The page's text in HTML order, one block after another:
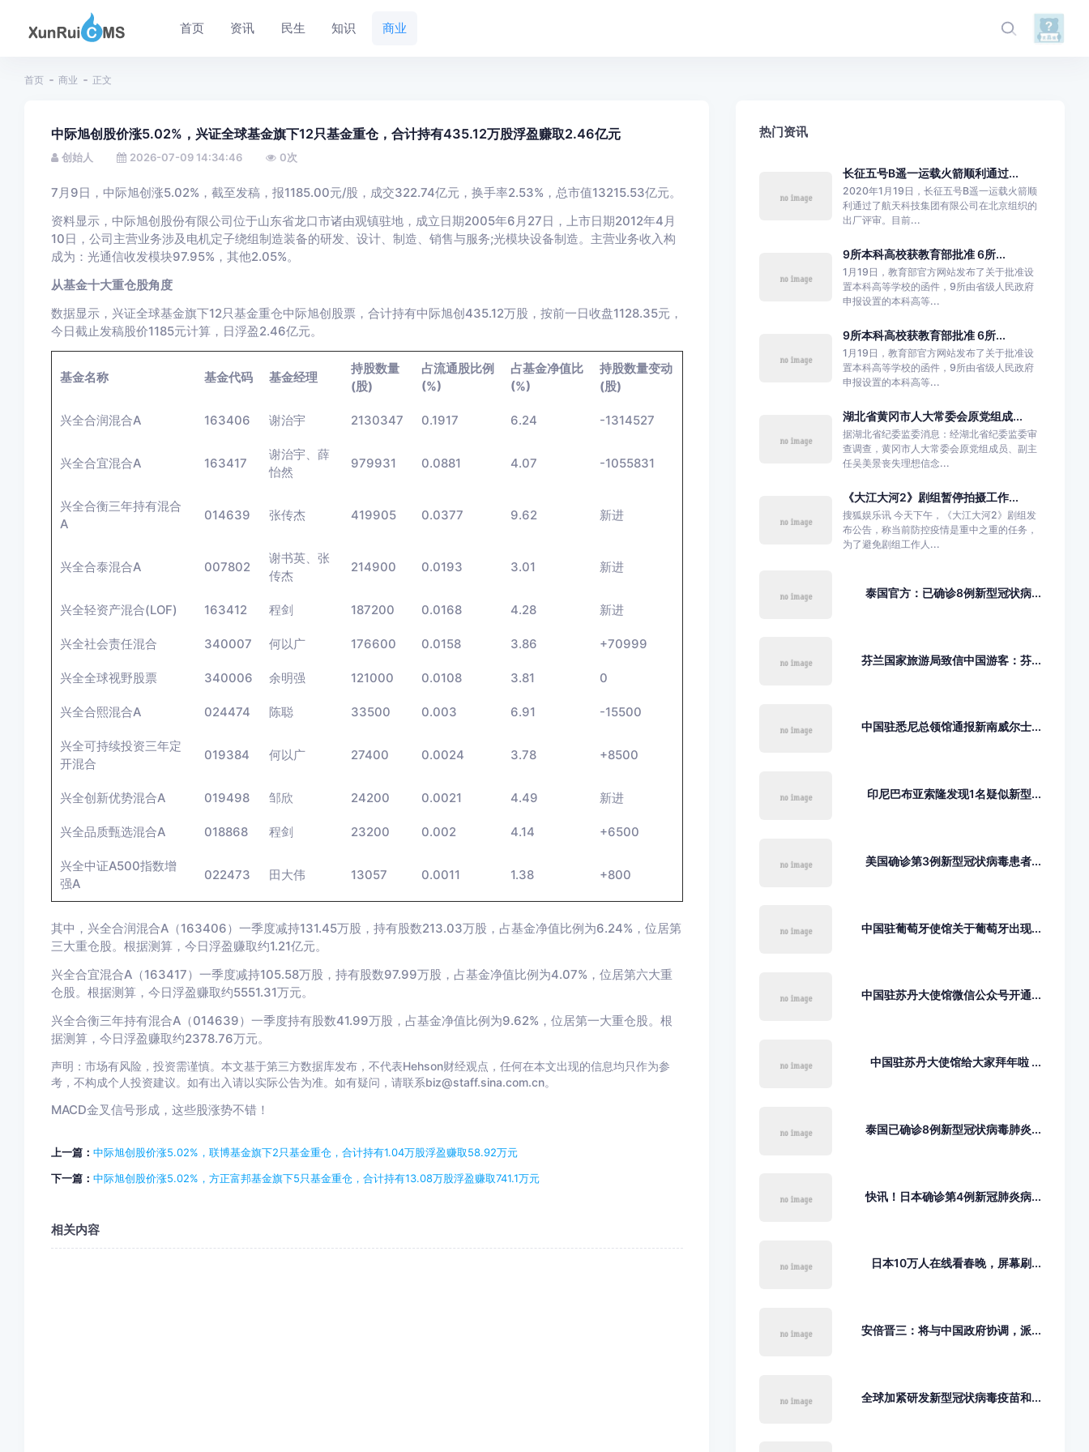
首页 资讯 民生 知识 商业
首页 商业 正文
中际旭创股价涨5.02%，兴证全球基金旗下12只基金重仓，合计持有435.12万股浮盈赚取2.46亿元
创始人 2026-07-09 14:34:46 0次
7月9日，中际旭创涨5.02%，截至发稿，报1185.00元/股，成交322.74亿元，换手率2.53%，总市值13215.53亿元。
资料显示，中际旭创股份有限公司位于山东省龙口市诸由观镇驻地，成立日期2005年6月27日，上市日期2012年4月
10日，公司主营业务涉及电机定子绕组制造装备的研发、设计、制造、销售与服务;光模块设备制造。主营业务收入构
成为：光通信收发模块97.95%，其他2.05%。
从基金十大重仓股角度
数据显示，兴证全球基金旗下12只基金重仓中际旭创股票，合计持有中际旭创435.12万股，按前一日收盘1128.35元，
今日截止发稿股价1185元计算，日浮盈2.46亿元。
基金名称 基金代码 基金经理
持股数量
(股)
占流通股比例
(%)
占基金净值比
(%)
持股数量变动
(股)
兴全合润混合A 163406 谢治宇 2130347 0.1917 6.24 -1314527
兴全合宜混合A 163417
谢治宇、薛
怡然
979931 0.0881 4.07 -1055831
兴全合衡三年持有混合
A
014639 张传杰 419905 0.0377 9.62 新进
兴全合泰混合A 007802
谢书英、张
传杰
214900 0.0193 3.01 新进
兴全轻资产混合(LOF) 163412 程剑 187200 0.0168 4.28 新进
兴全社会责任混合 340007 何以广 176600 0.0158 3.86 +70999
兴全全球视野股票 340006 余明强 121000 0.0108 3.81 0
兴全合熙混合A 024474 陈聪 33500 0.003 6.91 -15500
兴全可持续投资三年定
开混合
019384 何以广 27400 0.0024 3.78 +8500
兴全创新优势混合A 019498 邹欣 24200 0.0021 4.49 新进
兴全品质甄选混合A 018868 程剑 23200 0.002 4.14 +6500
兴全中证A500指数增
强A
022473 田大伟 13057 0.0011 1.38 +800
其中，兴全合润混合A（163406）一季度减持131.45万股，持有股数213.03万股，占基金净值比例为6.24%，位居第
三大重仓股。根据测算，今日浮盈赚取约1.21亿元。
兴全合宜混合A（163417）一季度减持105.58万股，持有股数97.99万股，占基金净值比例为4.07%，位居第六大重
仓股。根据测算，今日浮盈赚取约5551.31万元。
兴全合衡三年持有混合A（014639）一季度持有股数41.99万股，占基金净值比例为9.62%，位居第一大重仓股。根
据测算，今日浮盈赚取约2378.76万元。
声明：市场有风险，投资需谨慎。本文基于第三方数据库发布，不代表Hehson财经观点，任何在本文出现的信息均只作为参
考，不构成个人投资建议。如有出入请以实际公告为准。如有疑问，请联系biz@staff.sina.com.cn。
MACD金叉信号形成，这些股涨势不错！
上一篇： 中际旭创股价涨5.02%，联博基金旗下2只基金重仓，合计持有1.04万股浮盈赚取58.92万元
下一篇： 中际旭创股价涨5.02%，方正富邦基金旗下5只基金重仓，合计持有13.08万股浮盈赚取741.1万元
相关内容
热门资讯
长征五号B遥一运载火箭顺利通过...
2020年1月19日，长征五号B遥一运载火箭顺
利通过了航天科技集团有限公司在北京组织的
出厂评审。目前...
9所本科高校获教育部批准 6所...
1月19日，教育部官方网站发布了关于批准设
置本科高等学校的函件，9所由省级人民政府
申报设置的本科高等...
9所本科高校获教育部批准 6所...
1月19日，教育部官方网站发布了关于批准设
置本科高等学校的函件，9所由省级人民政府
申报设置的本科高等...
湖北省黄冈市人大常委会原党组成...
据湖北省纪委监委消息：经湖北省纪委监委审
查调查，黄冈市人大常委会原党组成员、副主
任吴美景丧失理想信念...
《大江大河2》剧组暂停拍摄工作...
搜狐娱乐讯 今天下午，《大江大河2》剧组发
布公告，称当前防控疫情是重中之重的任务，
为了避免剧组工作人...
泰国官方：已确诊8例新型冠状病...
芬兰国家旅游局致信中国游客：芬...
中国驻悉尼总领馆通报新南威尔士...
印尼巴布亚索隆发现1名疑似新型...
美国确诊第3例新型冠状病毒患者...
中国驻葡萄牙使馆关于葡萄牙出现...
中国驻苏丹大使馆微信公众号开通...
中国驻苏丹大使馆给大家拜年啦 ...
泰国已确诊8例新型冠状病毒肺炎...
快讯！日本确诊第4例新冠肺炎病...
日本10万人在线看春晚，屏幕刷...
安倍晋三：将与中国政府协调，派...
全球加紧研发新型冠状病毒疫苗和...